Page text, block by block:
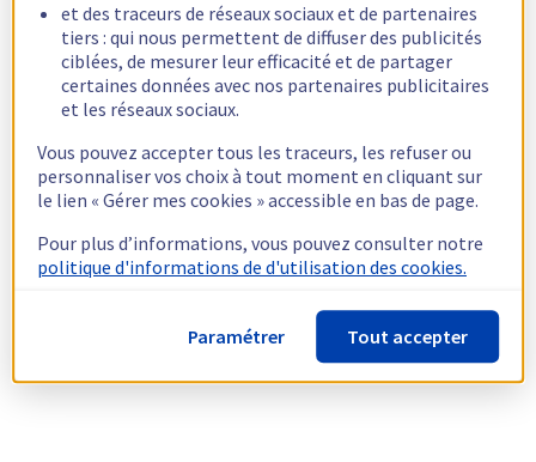
et des traceurs de réseaux sociaux et de partenaires
tiers : qui nous permettent de diffuser des publicités
ciblées, de mesurer leur efficacité et de partager
certaines données avec nos partenaires publicitaires
et les réseaux sociaux.
Vous pouvez accepter tous les traceurs, les refuser ou
personnaliser vos choix à tout moment en cliquant sur
le lien « Gérer mes cookies » accessible en bas de page.
Pour plus d’informations, vous pouvez consulter notre
politique d'informations de d'utilisation des cookies.
Paramétrer Tout accepter